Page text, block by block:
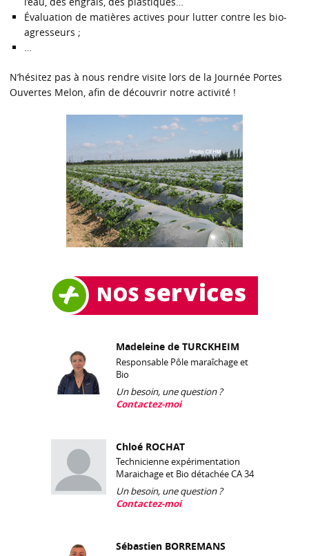
Évaluation de matières actives pour lutter contre les bio-
agresseurs ;
…
N’hésitez pas à nous rendre visite lors de la Journée Portes
Ouvertes Melon, afin de découvrir notre activité !
Madeleine de TURCKHEIM
Responsable Pôle maraîchage et
Bio
Un besoin, une question ?
Contactez-moi
Chloé ROCHAT
Technicienne expérimentation
Maraichage et Bio détachée CA 34
Un besoin, une question ?
Contactez-moi
Sébastien BORREMANS